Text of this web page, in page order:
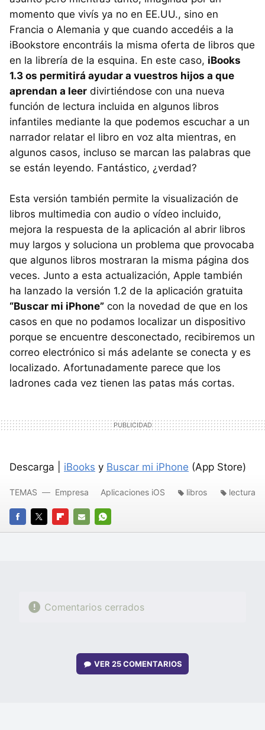
momento que vivís ya no en EE.UU., sino en
Francia o Alemania y que cuando accedéis a la
iBookstore encontráis la misma oferta de libros que
en la librería de la esquina. En este caso, iBooks
1.3 os permitirá ayudar a vuestros hijos a que
aprendan a leer divirtiéndose con una nueva
función de lectura incluida en algunos libros
infantiles mediante la que podemos escuchar a un
narrador relatar el libro en voz alta mientras, en
algunos casos, incluso se marcan las palabras que
se están leyendo. Fantástico, ¿verdad?
Esta versión también permite la visualización de
libros multimedia con audio o vídeo incluido,
mejora la respuesta de la aplicación al abrir libros
muy largos y soluciona un problema que provocaba
que algunos libros mostraran la misma página dos
veces. Junto a esta actualización, Apple también
ha lanzado la versión 1.2 de la aplicación gratuita
“Buscar mi iPhone” con la novedad de que en los
casos en que no podamos localizar un dispositivo
porque se encuentre desconectado, recibiremos un
correo electrónico si más adelante se conecta y es
localizado. Afortunadamente parece que los
ladrones cada vez tienen las patas más cortas.
Descarga | iBooks y Buscar mi iPhone (App Store)
FACEBOOK
TWITTERFLIPBOARD
E-
WHATSAPP
TEMAS Empresa Aplicaciones iOS libros lectura
Comentarios cerrados
VER25 COMENTARIOS